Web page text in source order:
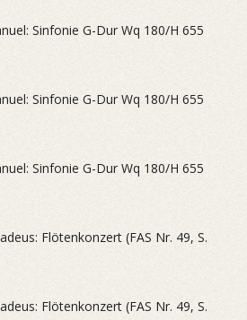
Sinfonie G-Dur Wq 180/H 655
Sinfonie G-Dur Wq 180/H 655
Sinfonie G-Dur Wq 180/H 655
Flötenkonzert (FAS Nr. 49, S.
Flötenkonzert (FAS Nr. 49, S.